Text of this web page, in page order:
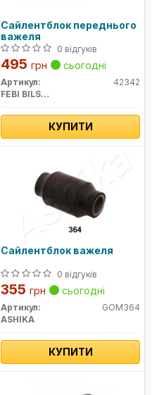
Сайлентблок переднього
важеля
0 відгуків
495 грн сьогодні
Артикул:
42342
FEBI BILSTEIN
КУПИТИ
Сайлентблок важеля
0 відгуків
355 грн сьогодні
Артикул:
GOM364
ASHIKA
КУПИТИ